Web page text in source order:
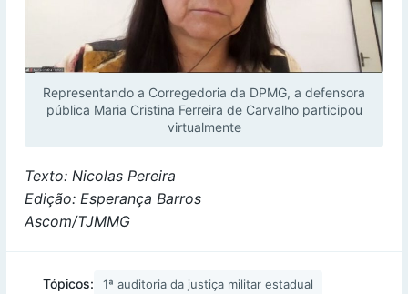
Representando a Corregedoria da DPMG, a defensora
pública Maria Cristina Ferreira de Carvalho participou
virtualmente
Texto: Nicolas Pereira
Edição: Esperança Barros
Ascom/TJMMG
Tópicos:
1ª auditoria da justiça militar estadual